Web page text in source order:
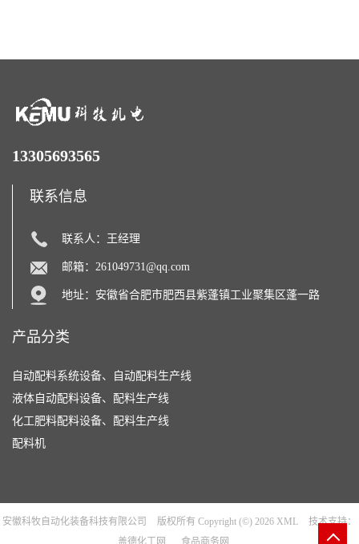
13305693565
联系信息
联系人：王经理
邮箱： 261049731@qq.com
地址：安徽省合肥市肥西县紫蓬镇工业聚集区蓬一路
产品分类
自动配料系统设备、自动配料生产线
液体自动配料设备、配料生产线
化工肥料配料设备、配料生产线
配料机
安徽科牧自动化装备科技有限公司 版权所有 Copyright (©) 2026 XML
技术支持：
盖德化工网
食品商务网